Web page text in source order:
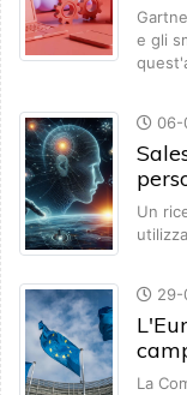
e gli
06-
Un
29-
La